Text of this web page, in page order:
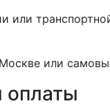
или транспортной
или